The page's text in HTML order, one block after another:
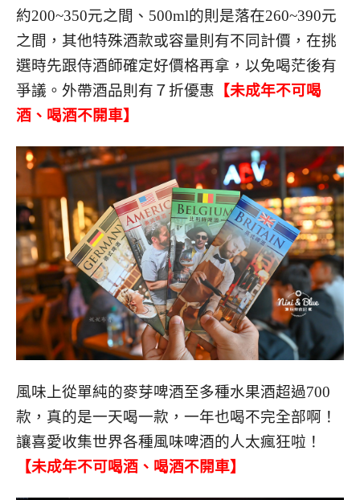
約200~350元之間、500ml的則是落在260~390元
之間，其他特殊酒款或容量則有不同計價，在挑
選時先跟侍酒師確定好價格再拿，以免喝茫後有
爭議。外帶酒品則有７折優惠 【未成年不可喝
酒、喝酒不開車】
風味上從單純的麥芽啤酒至多種水果酒超過700
款，真的是一天喝一款，一年也喝不完全部啊！
讓喜愛收集世界各種風味啤酒的人太瘋狂啦！
【未成年不可喝酒、喝酒不開車】